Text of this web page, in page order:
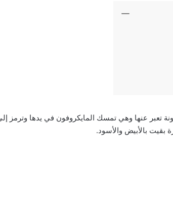
تعبر عنها وهي تمسك المايكروفون في يدها وترمز
بقيت بالأبيض والأسود.